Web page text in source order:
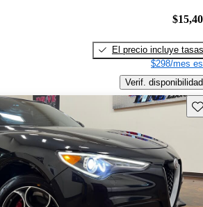
El precio incluye tasas
$298/mes
Verif. disponibilidad